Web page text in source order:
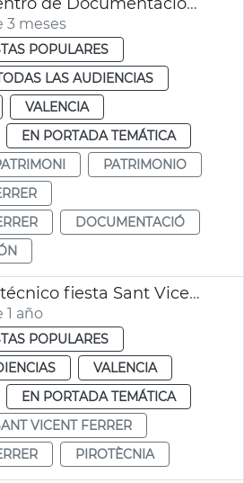
3 meses
POPULARES
LAS AUDIENCIAS
VALENCIA
EN PORTADA TEMÁTICA
PATRIMONIO
DOCUMENTACIÓ
Programa pirotécnico fiesta Sant Vicent Ferrer València
año
POPULARES
VALENCIA
EN PORTADA TEMÁTICA
VICENT FERRER
PIROTÈCNIA